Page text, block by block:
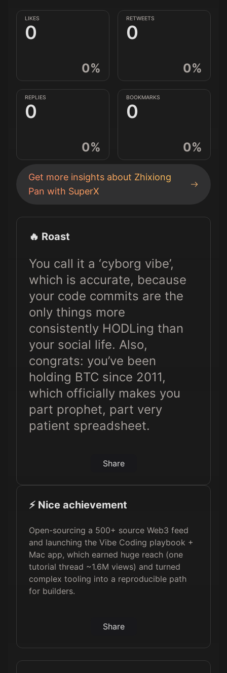
LIKES
0
0%
RETWEETS
0
0%
REPLIES
0
0%
BOOKMARKS
0
0%
Get more insights about Zhixiong
Pan with SuperX
🔥 Roast
You call it a ‘cyborg vibe’,
which is accurate, because
your code commits are the
only things more
consistently HODLing than
your social life. Also,
congrats: you’ve been
holding BTC since 2011,
which officially makes you
part prophet, part very
patient spreadsheet.
Share
⚡️ Nice achievement
Open-sourcing a 500+ source Web3 feed
and launching the Vibe Coding playbook +
Mac app, which earned huge reach (one
tutorial thread ~1.6M views) and turned
complex tooling into a reproducible path
for builders.
Share